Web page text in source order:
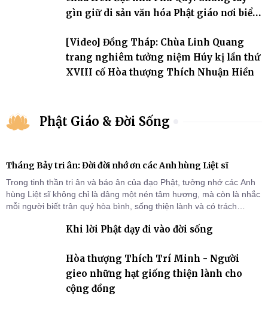
gìn giữ di sản văn hóa Phật giáo nơi biển
[Video] Đồng Tháp: Chùa Linh Quang
trang nghiêm tưởng niệm Húy kị lần thứ
XVIII cố Hòa thượng Thích Nhuận Hiền
Phật Giáo & Đời Sống
Tháng Bảy tri ân: Đời đời nhớ ơn các Anh hùng Liệt sĩ
Trong tinh thần tri ân và báo ân của đạo Phật, tưởng nhớ các Anh
hùng Liệt sĩ không chỉ là dâng một nén tâm hương, mà còn là nhắc
mỗi người biết trân quý hòa bình, sống thiện lành và có trách
Khi lời Phật dạy đi vào đời sống
Hòa thượng Thích Trí Minh - Người
gieo những hạt giống thiện lành cho
cộng đồng